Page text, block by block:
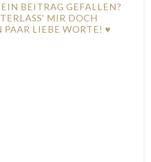
BEITRAG GEFALLEN?
MIR DOCH
PAAR LIEBE WORTE! ♥